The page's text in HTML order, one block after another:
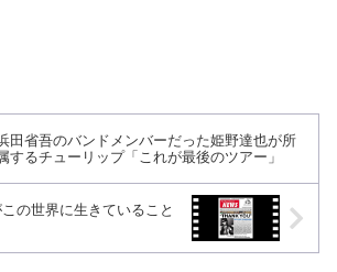
田省吾のバンドメンバーだった姫野達也が所
するチューリップ「これが最後のツアー」
の世界に生きていること